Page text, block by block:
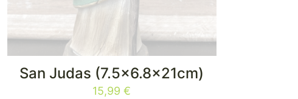
San Judas (7.5×6.8x21cm)
15,99€